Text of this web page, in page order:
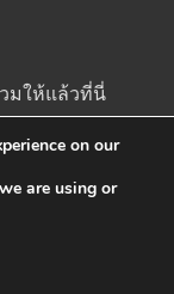
มให้แล้วที่นี่
on our
are using or